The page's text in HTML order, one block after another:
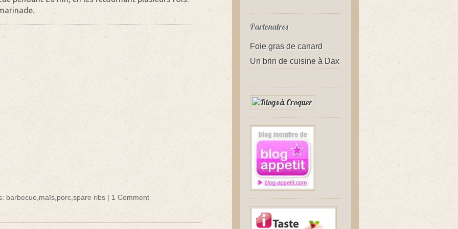
barbecue, maïs, porc, spare ribs| 1 Comment
Partenaires
Foie gras de canard
Un brin de cuisine à Dax